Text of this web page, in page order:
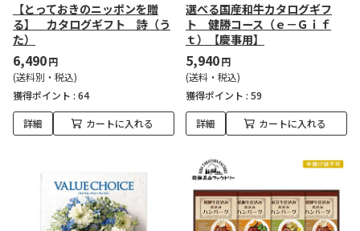
【とっておきのニッポンを贈
る】 カタログギフト 詩（う
た）
6,490円
(送料別・税込)
獲得ポイント : 64
詳細 カートに入れる
選べる国産和牛カタログギフ
ト 健勝コース（ｅ－Ｇｉｆ
ｔ）【慶事用】
5,940円
(送料・税込)
獲得ポイント : 59
詳細 カートに入れる